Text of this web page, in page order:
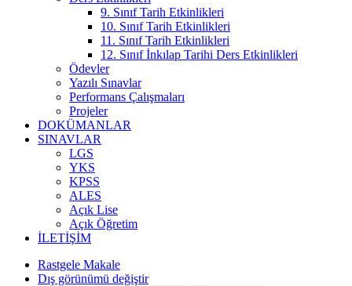
9. Sınıf Tarih Etkinlikleri
10. Sınıf Tarih Etkinlikleri
11. Sınıf Tarih Etkinlikleri
12. Sınıf İnkılap Tarihi Ders Etkinlikleri
Ödevler
Yazılı Sınavlar
Performans Çalışmaları
Projeler
DOKÜMANLAR
SINAVLAR
LGS
YKS
KPSS
ALES
Açık Lise
Açık Öğretim
İLETIŞIM
Rastgele Makale
Dış görünümü değiştir